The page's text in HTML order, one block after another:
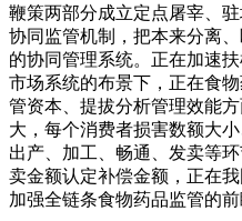
鞭策两部分成立定点屠宰、
协同监管机制，把本来分离
的协同管理系统。正在加速
市场系统的布景下，正在食
管资本、提拔分析管理效能
大，每个消费者损害数额大
出产、加工、畅通、发卖等
卖金额认定补偿金额，正在
加强全链条食物药品监管的前